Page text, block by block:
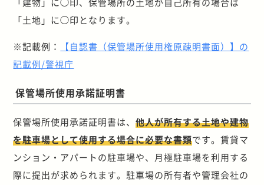
「土地」に◯印となります。
※記載例：
【自認書（保管場所使用権原疎明書面）】の
記載例/警視庁
保管場所使用承諾証明書
保管場所使用承諾証明書は、他人が所有する土地や建物
を駐車場として使用する場合に必要な書類です。賃貸マ
ンション・アパートの駐車場や、月極駐車場を利用する
際に提出が求められます。駐車場の所有者や管理会社の